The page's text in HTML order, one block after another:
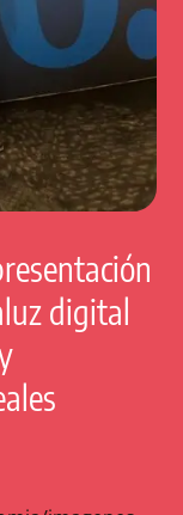
digital